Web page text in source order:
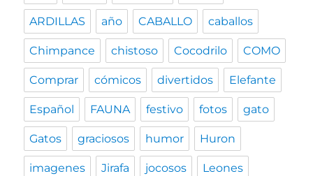
ARDILLAS año CABALLO caballos
Chimpance chistoso Cocodrilo COMO
Comprar cómicos divertidos Elefante
Español FAUNA festivo fotos gato
Gatos graciosos humor Huron
imagenes Jirafa jocosos Leones